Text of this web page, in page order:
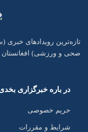
تازه‌ترین رویدادهای خبری
صحی و ورزشی) افغانستان
در باره خبرگزاری
حریم خصوصی
شرایط و مقررات